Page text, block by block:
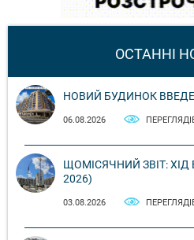
ОСТАННІ
НОВИЙ БУДИНОК
06.08.2026
ЩОМІСЯЧНИЙ ЗВІТ:
2026)
03.08.2026